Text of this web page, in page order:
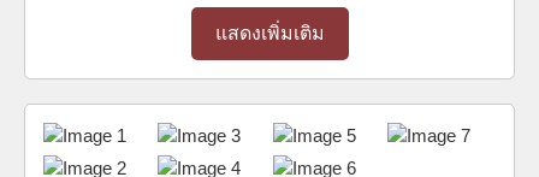
แสดงเพิ่มเติม